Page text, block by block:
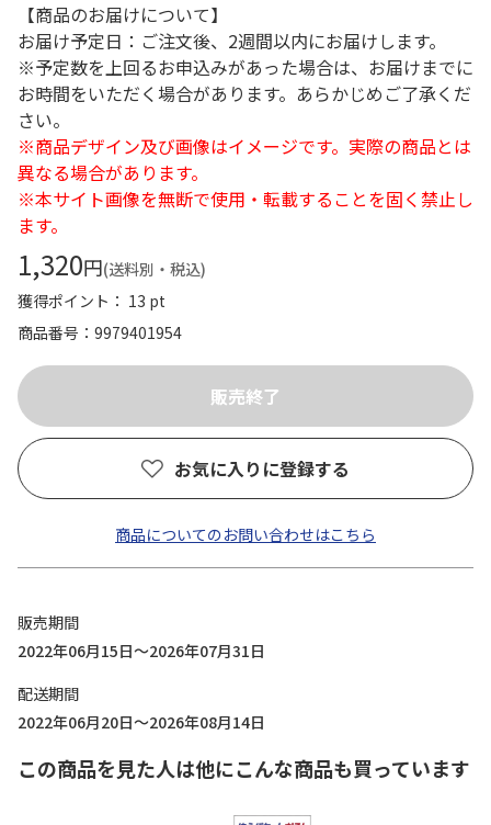
【商品のお届けについて】
お届け予定日：ご注文後、2週間以内にお届けします。
※予定数を上回るお申込みがあった場合は、お届けまでに
お時間をいただく場合があります。あらかじめご了承くだ
さい。
※商品デザイン及び画像はイメージです。実際の商品とは
異なる場合があります。
※本サイト画像を無断で使用・転載することを固く禁止し
ます。
1,320円(送料別・税込)
獲得ポイント： 13 pt
商品番号
9979401954
お気に入りに登録する
商品についてのお問い合わせはこちら
販売期間
2022年06月15日～2026年07月31日
配送期間
2022年06月20日～2026年08月14日
この商品を見た人は他にこんな商品も買っています